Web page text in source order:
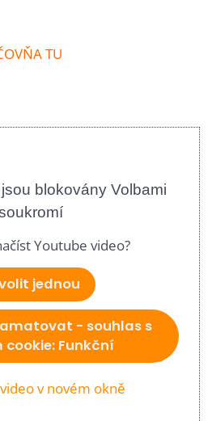
TU
blokovány Volbami
Youtube video?
jednou
- souhlas s
cookie: Funkční
v novém okně